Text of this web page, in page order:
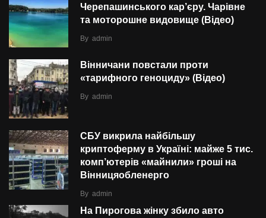
Черепашинського кар’єру. Чарівне
та моторошне видовище (Відео)
By admin
Вінничани повстали проти
«тарифного геноциду» (Відео)
By admin
СБУ викрила найбільшу
криптоферму в Україні: майже 5 тис.
комп’ютерів «майнили» гроші на
Вінницяобленерго
By admin
На Пирогова жінку збило авто